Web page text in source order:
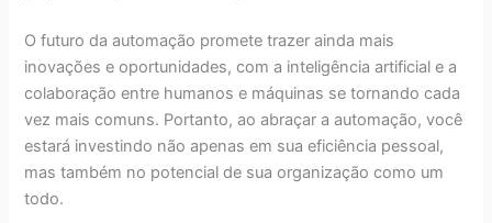
O futuro da automação promete trazer ainda mais
inovações e oportunidades, com a inteligência artificial e a
colaboração entre humanos e máquinas se tornando cada
vez mais comuns. Portanto, ao abraçar a automação, você
estará investindo não apenas em sua eficiência pessoal,
mas também no potencial de sua organização como um
todo.